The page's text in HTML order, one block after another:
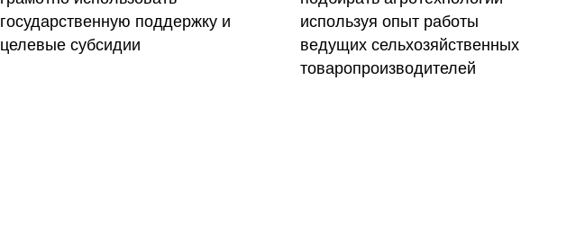
государственную поддержку и
целевые субсидии
используя опыт работы
ведущих сельхозяйственных
товаропроизводителей